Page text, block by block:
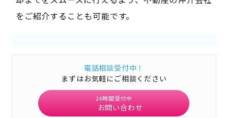
をご紹介することも可能です。
電話相談受付中！
まずはお気軽にご相談ください
24時間受付中
お問い合わせ